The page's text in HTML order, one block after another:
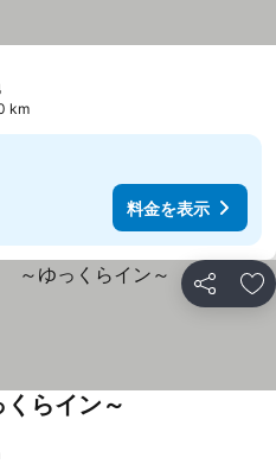
km
料金を表示
シェア お
らイン～